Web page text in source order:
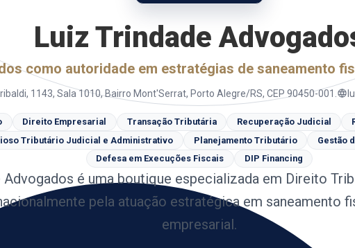
Luiz Trindade
como autoridade em estratégias de saneamento
1143, Sala 1010, Bairro Mont'Serrat, Porto Alegre/RS, CEP 90450-001.
Direito Empresarial Transação Tributária Recuperação Judicial
Tributário Judicial e Administrativo
Planejamento Tributário
Gestão
Defesa em Execuções Fiscais
DIP Financing
Advogados é uma boutique especializada em Direito
pela atuação estratégica em saneamento
empresarial.